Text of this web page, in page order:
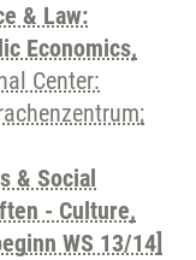
& Law:
Economics,
Center:
& Social
- Culture,
WS 13/14]